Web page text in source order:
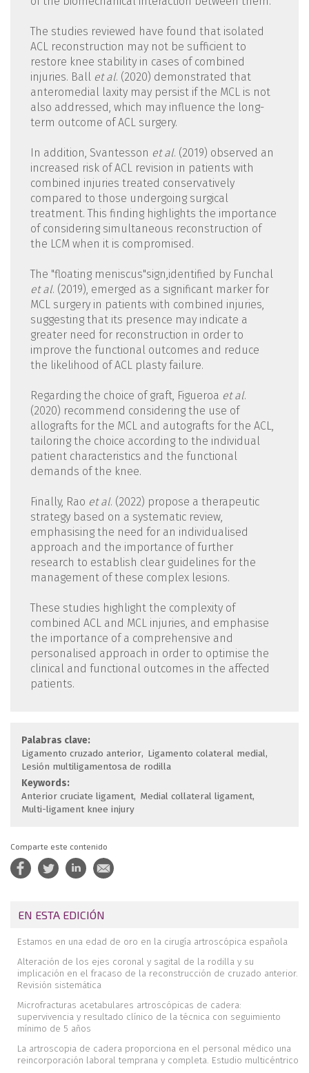
The studies reviewed have found that isolated
ACL reconstruction may not be sufficient to
restore knee stability in cases of combined
injuries. Ball et al. (2020) demonstrated that
anteromedial laxity may persist if the MCL is not
also addressed, which may influence the long-
term outcome of ACL surgery.
In addition, Svantesson et al. (2019) observed an
increased risk of ACL revision in patients with
combined injuries treated conservatively
compared to those undergoing surgical
treatment. This finding highlights the importance
of considering simultaneous reconstruction of
the LCM when it is compromised.
The "floating meniscus"sign,identified by Funchal
et al. (2019), emerged as a significant marker for
MCL surgery in patients with combined injuries,
suggesting that its presence may indicate a
greater need for reconstruction in order to
improve the functional outcomes and reduce
the likelihood of ACL plasty failure.
Regarding the choice of graft, Figueroa et al.
(2020) recommend considering the use of
allografts for the MCL and autografts for the ACL,
tailoring the choice according to the individual
patient characteristics and the functional
demands of the knee.
Finally, Rao et al. (2022) propose a therapeutic
strategy based on a systematic review,
emphasising the need for an individualised
approach and the importance of further
research to establish clear guidelines for the
management of these complex lesions.
These studies highlight the complexity of
combined ACL and MCL injuries, and emphasise
the importance of a comprehensive and
personalised approach in order to optimise the
clinical and functional outcomes in the affected
patients.
Palabras clave:
Ligamento cruzado anterior Ligamento colateral medial
Lesión multiligamentosa de rodilla
Keywords:
Anterior cruciate ligament Medial collateral ligament
Multi-ligament knee injury
Comparte este contenido
EN ESTA EDICIÓN
Estamos en una edad de oro en la cirugía artroscópica española
Alteración de los ejes coronal y sagital de la rodilla y su
implicación en el fracaso de la reconstrucción de cruzado anterior.
Revisión sistemática
Microfracturas acetabulares artroscópicas de cadera:
supervivencia y resultado clínico de la técnica con seguimiento
mínimo de 5 años
La artroscopia de cadera proporciona en el personal médico una
reincorporación laboral temprana y completa. Estudio multicéntrico